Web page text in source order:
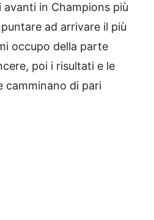
avanti in Champions più
ad arrivare il più
occupo della parte
poi i risultati e le
camminano di pari